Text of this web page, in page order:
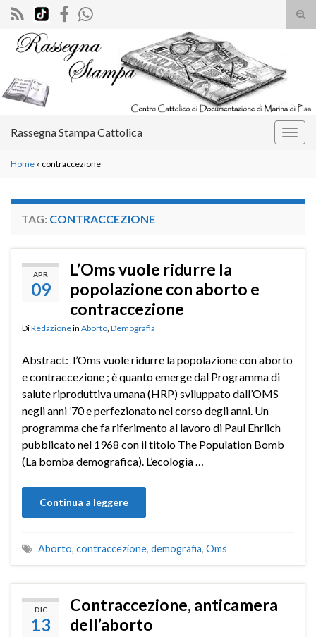
il
Search for:
Rassegna Stampa Cattolica
Home » contraccezione
TAG: CONTRACCEZIONE
APR
09
L’Oms vuole ridurre la
popolazione con aborto e
contraccezione
DiRedazionein Aborto Demografia
Abstract: l’Oms vuole ridurre la popolazione con aborto
e contraccezione ; è quanto emerge dal Programma di
salute riproduttiva umana (HRP) sviluppato dall’OMS
negli anni ’70 e perfezionato nel corso degli anni. Un
programma che fa riferimento al lavoro di Paul Ehrlich
pubblicato nel 1968 con il titolo The Population Bomb
(La bomba demografica). L’ecologia …
Continua a leggere
Aborto, contraccezione, demografia, Oms
DIC
13
Contraccezione, anticamera
dell’aborto